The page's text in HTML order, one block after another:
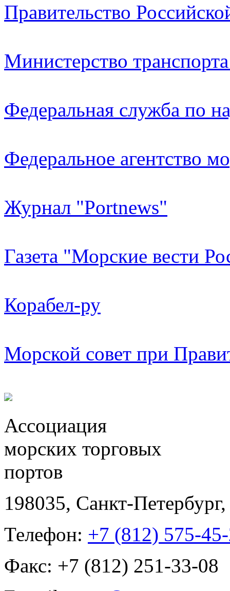
Правительство
Министерство
Федеральная служба по
Федеральное агентство
Журнал "Portnews"
Газета "Морские вести
Корабел-ру
Морской совет при
Ассоциация
морских торговых
портов
198035, Санкт-Петербург,
Телефон: +7 (812) 575-
Факс: +7 (812) 251-33-08